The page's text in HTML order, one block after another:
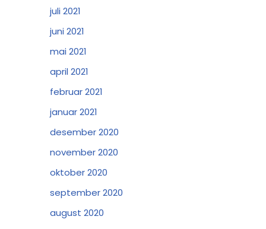
juli 2021
juni 2021
mai 2021
april 2021
februar 2021
januar 2021
desember 2020
november 2020
oktober 2020
september 2020
august 2020